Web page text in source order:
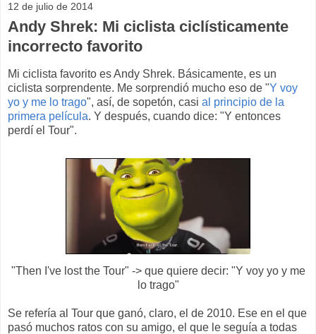
12 de julio de 2014
Andy Shrek: Mi ciclista ciclísticamente
incorrecto favorito
Mi ciclista favorito es Andy Shrek. Básicamente, es un
ciclista sorprendente. Me sorprendió mucho eso de "Y voy
yo y me lo trago", así, de sopetón, casi al principio de la
primera película. Y después, cuando dice: "Y entonces
perdí el Tour".
"Then I've lost the Tour" -> que quiere decir: "Y voy yo y me
lo trago"
Se refería al Tour que ganó, claro, el de 2010. Ese en el que
pasó muchos ratos con su amigo, el que le seguía a todas